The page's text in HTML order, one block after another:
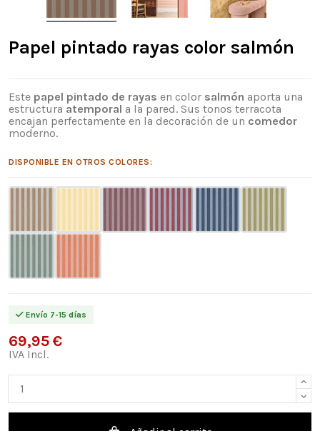
Papel pintado rayas color salmón
Este papel pintado de rayas en color salmón aporta una
estructura atemporal a la pared. Sus tonos terracota
encajan perfectamente en la decoración de un comedor
moderno.
DISPONIBLE EN OTROS COLORES:
Envío 7-15 días
69,95 €
IVA Incl.